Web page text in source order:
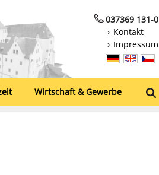
037369 131-0
Kontakt
Impressum
Wirtschaft & Gewerbe